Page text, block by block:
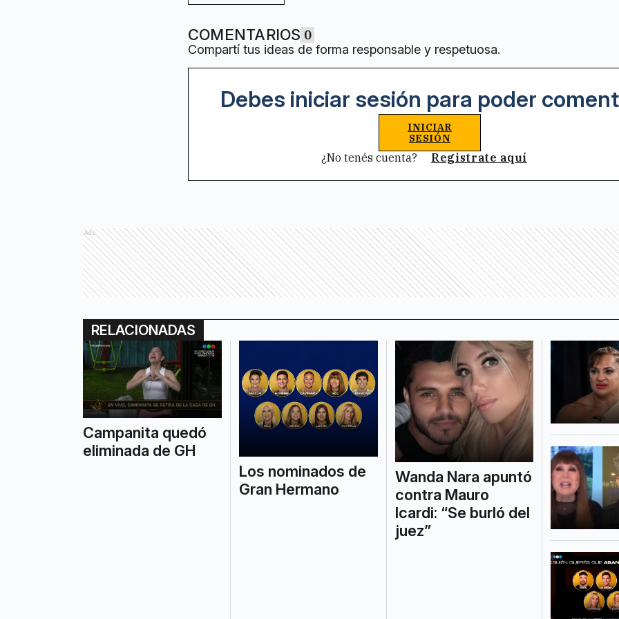
COMENTARIOS 0
Compartí tus ideas de forma responsable y respetuosa.
Debes iniciar sesión para poder
INICIAR
SESIÓN
¿No tenés cuenta? Registrate aquí
Ads
RELACIONADAS
Campanita quedó
eliminada de GH
Los nominados de
Gran Hermano
Wanda Nara apuntó
contra Mauro
Icardi: “Se burló del
juez”